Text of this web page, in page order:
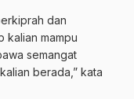
dan
kalian mampu
semangat
berada,” kata